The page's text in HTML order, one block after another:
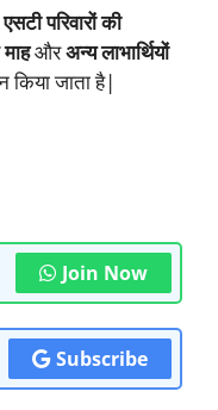
परिवारों की
औरअन्य लाभार्थियों
किया जाता है|
Join Now
Subscribe